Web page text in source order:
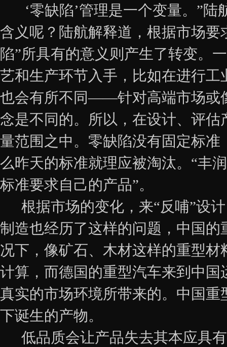
‘零缺陷’管理是一个变量。”陆
含义呢？陆航解释道，根据市场
陷”所具有的意义则产生了转变。
艺和生产环节入手，比如在进行
也会有所不同——针对高端市场或
念是不同的。所以，在设计、评
量范围之中。零缺陷没有固定标
么昨天的标准就理应被淘汰。“丰
标准要求自己的产品”。
根据市场的变化，来“反哺”设
制造也经历了这样的问题，中国
况下，像矿石、木材这样的重型
计算，而德国的重型汽车来到中
真实的市场环境所带来的。中国
下诞生的产物。
低品质会让产品失去其本应具有